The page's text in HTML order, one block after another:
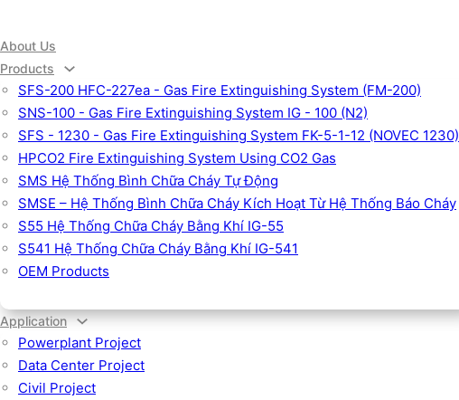
About Us
Products
SFS-200 HFC-227ea - Gas Fire Extinguishing System (FM-200)
SNS-100 - Gas Fire Extinguishing System IG - 100 (N2)
SFS - 1230 - Gas Fire Extinguishing System FK-5-1-12 (NOVEC 1230)
HPCO2 Fire Extinguishing System Using CO2 Gas
SMS Hệ Thống Bình Chữa Cháy Tự Động
SMSE – Hệ Thống Bình Chữa Cháy Kích Hoạt Từ Hệ Thống Báo Cháy
S55 Hệ Thống Chữa Cháy Bằng Khí IG-55
S541 Hệ Thống Chữa Cháy Bằng Khí IG-541
OEM Products
Application
Powerplant Project
Data Center Project
Civil Project